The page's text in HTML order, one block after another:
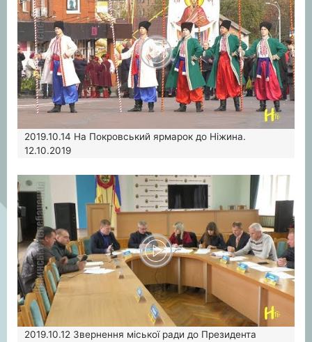
2019.10.14 На Покровський ярмарок до Ніжина.
12.10.2019
2019.10.12 Звернення міської ради до Президента